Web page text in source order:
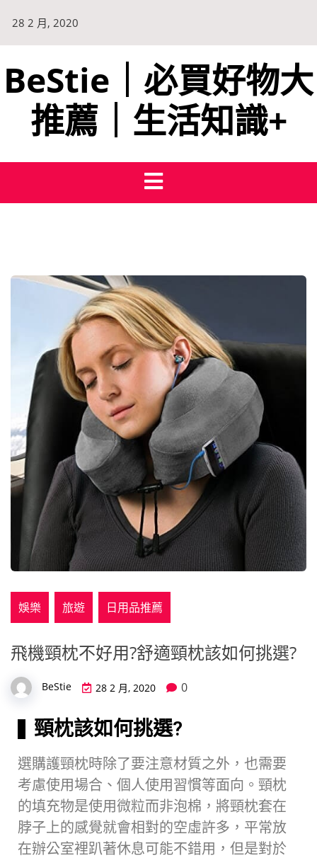
28 2 月, 2020
BeStie｜必買好物大
推薦｜生活知識+
娛樂 旅遊 日用品推薦
飛機頸枕不好用?舒適頸枕該如何挑選?
BeStie 28 2 月, 2020 0
頸枕該如何挑選?
選購護頸枕時除了要注意材質之外，也需要
考慮使用場合、個人使用習慣等面向。頸枕
的填充物是使用微粒而非泡棉，將頸枕套在
脖子上的感覺就會相對的空虛許多，平常放
在辦公室裡趴著休息可能不錯用，但是對於